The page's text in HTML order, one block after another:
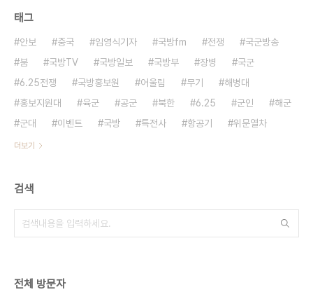
태그
안보 중국 임영식기자 국방fm 전쟁
국군방송
붐
국방TV 국방일보 국방부 장병
국군
6.25전쟁
국방홍보원 어울림 무기
해병대
홍보지원대
육군 공군 북한 6.25 군인
해군
군대
이벤트 국방 특전사 항공기 위문열차
더보기
검색
전체 방문자